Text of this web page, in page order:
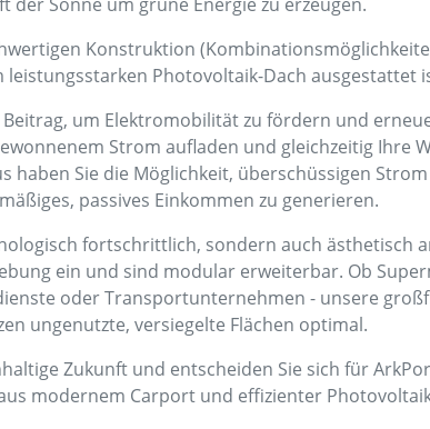
Konstruktion
leistungsstarken Photovoltaik-Dach ausgestattet
um Elektromobilität zu fördern und
Strom aufladen und gleichzeitig Ihre
haben Sie die Möglichkeit, überschüssigen
passives Einkommen zu generieren.
fortschrittlich, sondern auch ästhetisch
ein und sind modular erweiterbar. Ob
oder Transportunternehmen - unsere
ungenutzte, versiegelte Flächen optimal.
Zukunft und entscheiden Sie sich für
modernem Carport und effizienter